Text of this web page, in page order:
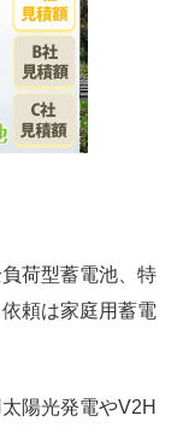
荷型蓄電池、特
頼は家庭用蓄電
陽光発電やV2H